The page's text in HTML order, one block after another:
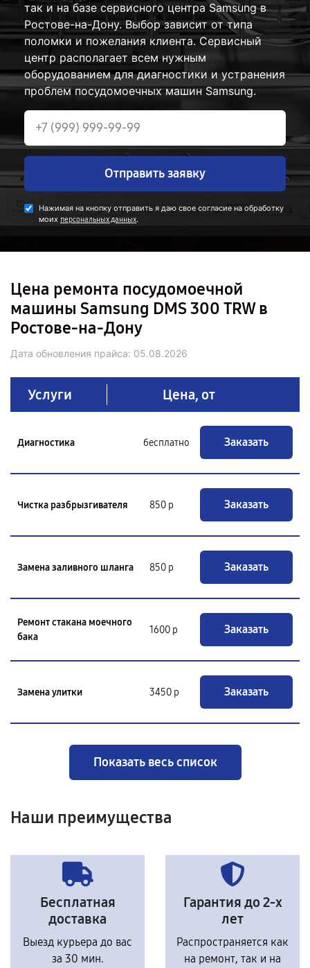
так и на базе сервисного центра Samsung в
Ростове-на-Дону. Выбор зависит от типа
поломки и пожелания клиента. Сервисный
центр располагает всем нужным
оборудованием для диагностики и устранения
проблем посудомоечных машин Samsung.
Отправить заявку
Нажимая на кнопку отправить я даю свое согласие на обработку
моих персональных данных.
Цена ремонта посудомоечной
машины Samsung DMS 300 TRW в
Ростове-на-Дону
Дата обновления прайса: 05.08.2026
Услуги Цена, от
Диагностика бесплатно Заказать
Чистка разбрызгивателя 850 р Заказать
Замена заливного шланга 850 р Заказать
Ремонт стакана моечного
бака
1600 р Заказать
Замена улитки 3450 р Заказать
Показать весь список
Наши преимущества
Бесплатная
доставка
Выезд курьера до вас
за 30 мин.
Гарантия до 2-х
лет
Распространяется как
на ремонт, так и на